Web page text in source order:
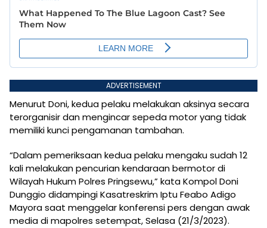
ADVERTISEMENT
Menurut Doni, kedua pelaku melakukan aksinya secara
terorganisir dan mengincar sepeda motor yang tidak
memiliki kunci pengamanan tambahan.
“Dalam pemeriksaan kedua pelaku mengaku sudah 12
kali melakukan pencurian kendaraan bermotor di
Wilayah Hukum Polres Pringsewu,” kata Kompol Doni
Dunggio didampingi Kasatreskrim Iptu Feabo Adigo
Mayora saat menggelar konferensi pers dengan awak
media di mapolres setempat, Selasa (21/3/2023).